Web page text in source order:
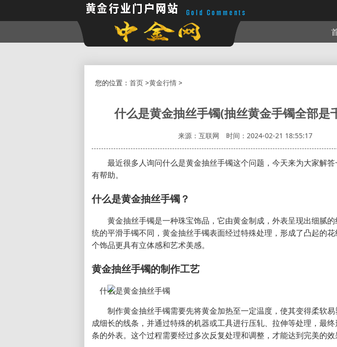
您的位置： 首页>黄金行情>
什么是黄金抽丝手镯(抽丝黄金手镯全部是
来源：互联网 时间：2024-02-21 18:55:17
最近很多人询问什么是黄金抽丝手镯这个问题，今天来为大家解
有帮助。
什么是黄金抽丝手镯？
黄金抽丝手镯是一种珠宝饰品，它由黄金制成，外表呈现出细腻
统的平滑手镯不同，黄金抽丝手镯表面经过特殊处理，形成了凸起的
个饰品更具有立体感和艺术美感。
黄金抽丝手镯的制作工艺
制作黄金抽丝手镯需要先将黄金加热至一定温度，使其变得柔软
成细长的线条，并通过特殊的机器或工具进行压轧、拉伸等处理，最
条的外表。这个过程需要经过多次反复处理和调整，才能达到完美的效